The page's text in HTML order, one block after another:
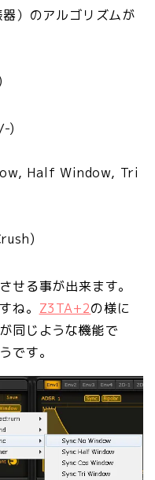
）のアルゴリズムが
)
Half Window, Tri
せる事が出来ます。
ね。 Z3TA+2の様に
同じような機能で
です。